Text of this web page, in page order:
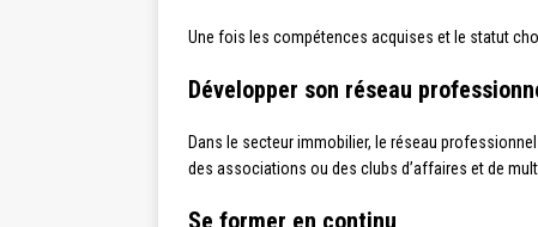
Une fois les compétences acquises et le statut
Développer son réseau
Dans le secteur immobilier, le réseau
des associations ou des clubs d’affaires et de
Se former en continu